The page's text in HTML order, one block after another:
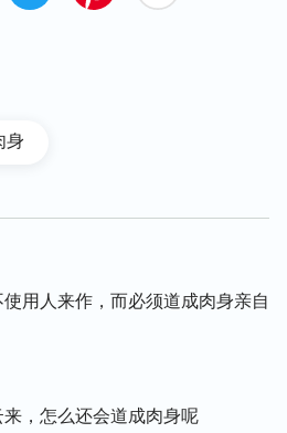
子，但他与所有受造的人有
类只有人性，丝毫没有神性
常人性，更主要他有完全的神
是任何受造的人类无法达到
不管他怎么发表神的话语、神
正常的人性里，是一个正常的
就是这个普通正常的肉身成
实，这就是道成肉身的实际
身
用人来作，而必须道成肉身亲自
，怎么还会道成肉身呢